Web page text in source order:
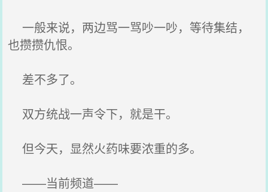
一般来说，两边骂一骂吵一吵，等待集结，
也攒攒仇恨。
差不多了。
双方统战一声令下，就是干。
但今天，显然火药味要浓重的多。
——当前频道——